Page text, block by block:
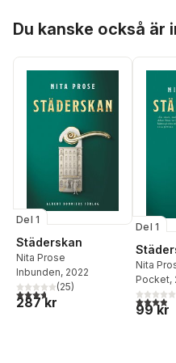
Du kanske också är
Del 1
Städerskan
Nita Prose
Inbunden, 2022
3,7utav 5 stjärnor. Totalt antal
(25)
287 kr
Del 1
Nita
Pocket,
3,9utav
99 kr